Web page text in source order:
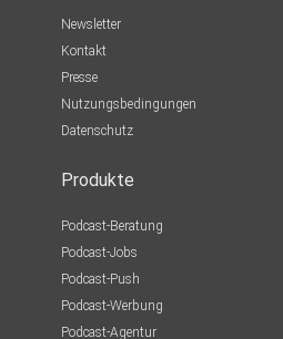
Newsletter
Kontakt
Presse
Nutzungsbedingungen
Datenschutz
Produkte
Podcast-Beratung
Podcast-Jobs
Podcast-Push
Podcast-Werbung
Podcast-Agentur